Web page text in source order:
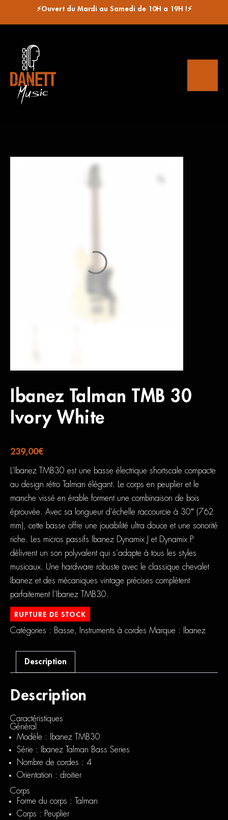
⚡Ouvert du Mardi au Samedi de 10H a 19H !⚡
Ibanez Talman TMB 30
Ivory White
239,00€
L’Ibanez TMB30 est une basse électrique shortscale compacte
au design rétro Talman élégant. Le corps en peuplier et le
manche vissé en érable forment une combinaison de bois
éprouvée. Avec sa longueur d’échelle raccourcie à 30″ (762
mm), cette basse offre une jouabilité ultra douce et une sonorité
riche. Les micros passifs Ibanez Dynamix J et Dynamix P
délivrent un son polyvalent qui s’adapte à tous les styles
musicaux. Une hardware robuste avec le classique chevalet
Ibanez et des mécaniques vintage précises complètent
parfaitement l’Ibanez TMB30.
RUPTURE DE STOCK
Catégories : Basse Instruments à cordes Marque : Ibanez
Description
Description
Caractéristiques
Général
Modèle : Ibanez TMB30
Série : Ibanez Talman Bass Series
Nombre de cordes : 4
Orientation : droitier
Corps
Forme du corps : Talman
Corps : Peuplier